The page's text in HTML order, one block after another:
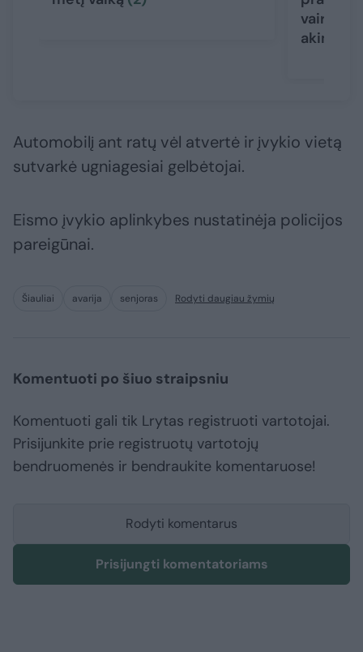
Automobilį ant ratų vėl atvertė ir įvykio vietą
sutvarkė ugniagesiai gelbėtojai.
Eismo įvykio aplinkybes nustatinėja policijos
pareigūnai.
Šiauliai avarija senjoras Rodyti daugiau žymių
Komentuoti po šiuo straipsniu
Komentuoti gali tik Lrytas registruoti vartotojai.
Prisijunkite prie registruotų vartotojų
bendruomenės ir bendraukite komentaruose!
Rodyti komentarus
Prisijungti komentatoriams